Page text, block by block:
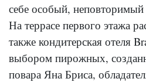
себе особый,
На террасе первого этажа
также кондитерская отеля
выбором пирожных,
повара Яна Бриса,